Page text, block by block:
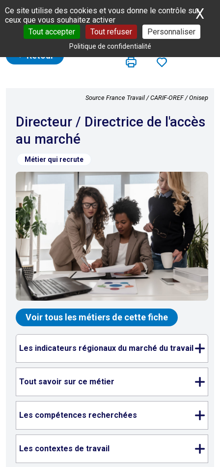
Panneau de gestion des cookies
Ce site utilise des cookies et vous donne le contrôle sur
ceux que vous souhaitez activer
Tout accepter
Tout refuser Personnaliser
Politique de confidentialité
X
Retour
Source France Travail / CARIF-OREF / Onisep
Directeur / Directrice de l'accès
au marché
Métier qui recrute
Voir tous les métiers de cette fiche
Les indicateurs régionaux du marché du travail
Tout savoir sur ce métier
Les compétences recherchées
Les contextes de travail